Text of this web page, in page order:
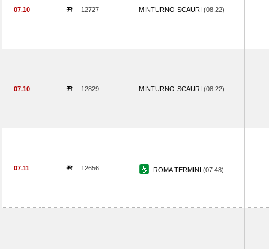
07.10 12727 MINTURNO-SCAURI (08.22)
07.10 12829 MINTURNO-SCAURI (08.22)
07.11 12656 ROMA TERMINI (07.48)